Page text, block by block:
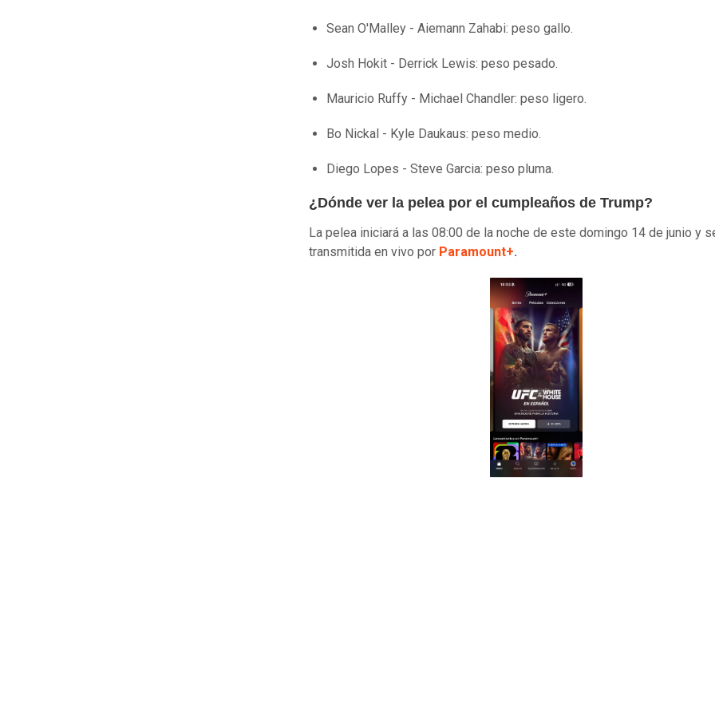
Sean O'Malley - Aiemann Zahabi: peso gallo.
Josh Hokit - Derrick Lewis: peso pesado.
Mauricio Ruffy - Michael Chandler: peso ligero.
Bo Nickal - Kyle Daukaus: peso medio.
Diego Lopes - Steve Garcia: peso pluma.
¿Dónde ver la pelea por el cumpleaños de Trump?
La pelea iniciará a las 08:00 de la noche de este domingo 14 de junio y
transmitida en vivo por Paramount+.